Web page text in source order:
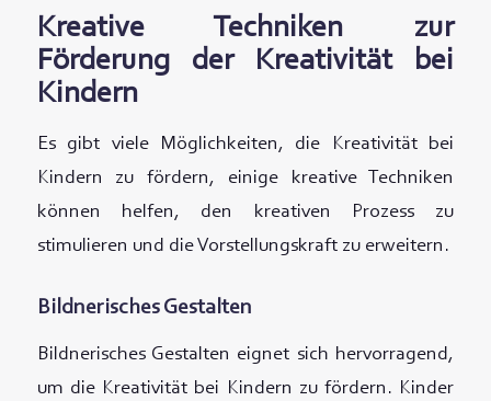
Kreative Techniken zur
Förderung der Kreativität bei
Kindern
Es gibt viele Möglichkeiten, die Kreativität bei
Kindern zu fördern, einige kreative Techniken
können helfen, den kreativen Prozess zu
stimulieren und die Vorstellungskraft zu erweitern.
Bildnerisches Gestalten
Bildnerisches Gestalten eignet sich hervorragend,
um die Kreativität bei Kindern zu fördern. Kinder